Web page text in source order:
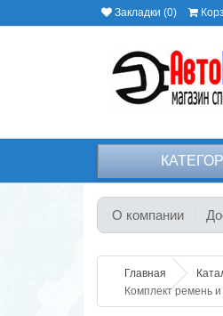
Закладки (0)
О компании
Главная
Комплект ремень